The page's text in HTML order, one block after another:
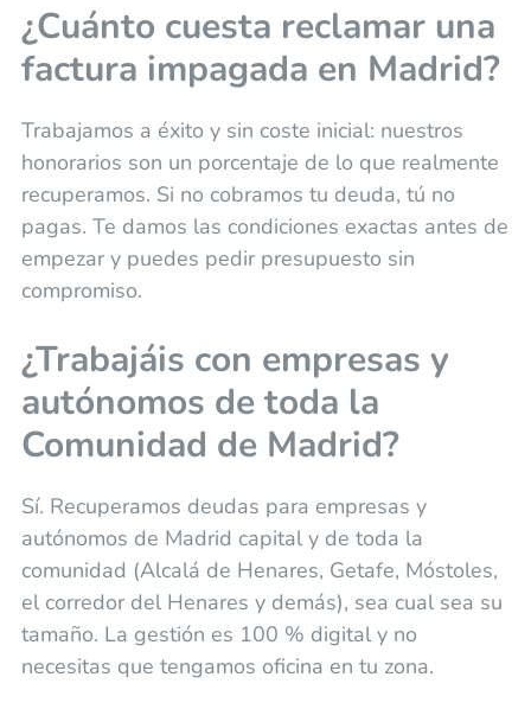
¿Cuánto cuesta reclamar una
factura impagada en Madrid?
Trabajamos a éxito y sin coste inicial: nuestros
honorarios son un porcentaje de lo que realmente
recuperamos. Si no cobramos tu deuda, tú no
pagas. Te damos las condiciones exactas antes de
empezar y puedes pedir presupuesto sin
compromiso.
¿Trabajáis con empresas y
autónomos de toda la
Comunidad de Madrid?
Sí. Recuperamos deudas para empresas y
autónomos de Madrid capital y de toda la
comunidad (Alcalá de Henares, Getafe, Móstoles,
el corredor del Henares y demás), sea cual sea su
tamaño. La gestión es 100 % digital y no
necesitas que tengamos oficina en tu zona.